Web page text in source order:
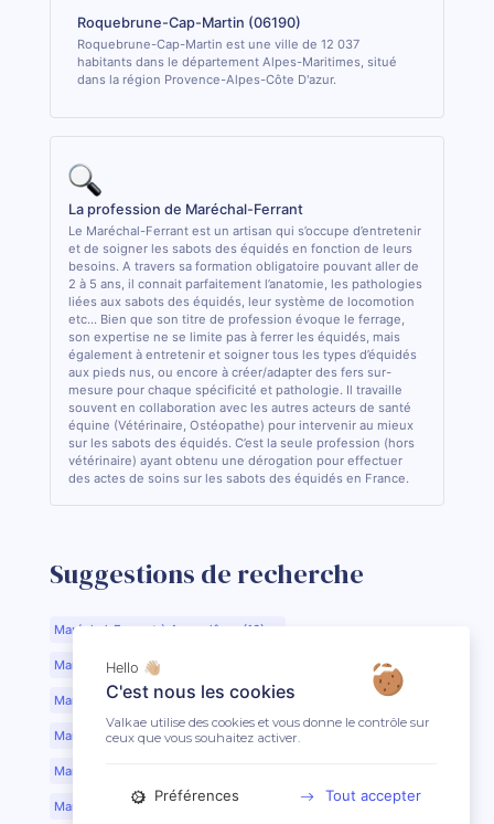
Roquebrune-Cap-Martin (06190)
Roquebrune-Cap-Martin est une ville de 12 037
habitants dans le département Alpes-Maritimes, situé
dans la région Provence-Alpes-Côte D'azur.
La profession de Maréchal-Ferrant
Le Maréchal-Ferrant est un artisan qui s’occupe d’entretenir
et de soigner les sabots des équidés en fonction de leurs
besoins. A travers sa formation obligatoire pouvant aller de
2 à 5 ans, il connait parfaitement l’anatomie, les pathologies
liées aux sabots des équidés, leur système de locomotion
etc... Bien que son titre de profession évoque le ferrage,
son expertise ne se limite pas à ferrer les équidés, mais
également à entretenir et soigner tous les types d’équidés
aux pieds nus, ou encore à créer/adapter des fers sur-
mesure pour chaque spécificité et pathologie. Il travaille
souvent en collaboration avec les autres acteurs de santé
équine (Vétérinaire, Ostéopathe) pour intervenir au mieux
sur les sabots des équidés. C’est la seule profession (hors
vétérinaire) ayant obtenu une dérogation pour effectuer
des actes de soins sur les sabots des équidés en France.
Suggestions de recherche
Maréchal-Ferrant à Angoulême (16)
Maréchal-Ferrant à Aurillac (15)
Maréchal-Ferrant à Argentan (61)
Maréchal-Ferrant à Bar-le-Duc (55)
Maréchal-Ferrant à Beauvais (60)
Maréchal-Ferrant à Bordeaux (33)
Hello 👋🏼
C'est nous les cookies
Valkae utilise des cookies et vous donne le contrôle sur
ceux que vous souhaitez activer.
Préférences Tout accepter